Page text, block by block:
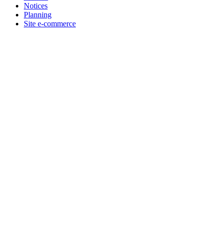
Notices
Planning
Site e-commerce